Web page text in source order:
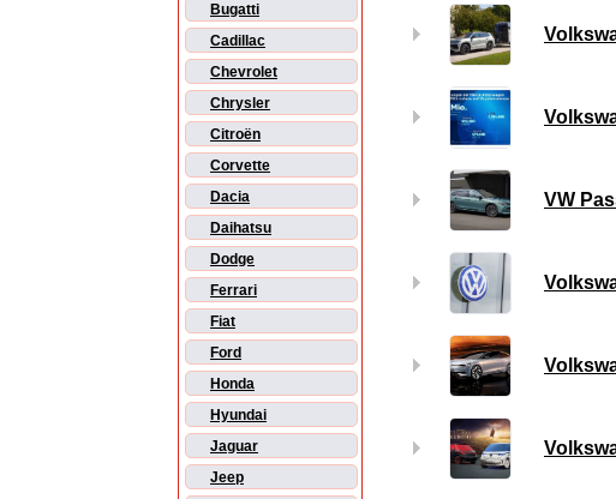
Bugatti
Cadillac
Chevrolet
Chrysler
Citroën
Corvette
Dacia
Daihatsu
Dodge
Ferrari
Fiat
Ford
Honda
Hyundai
Jaguar
Jeep
VW